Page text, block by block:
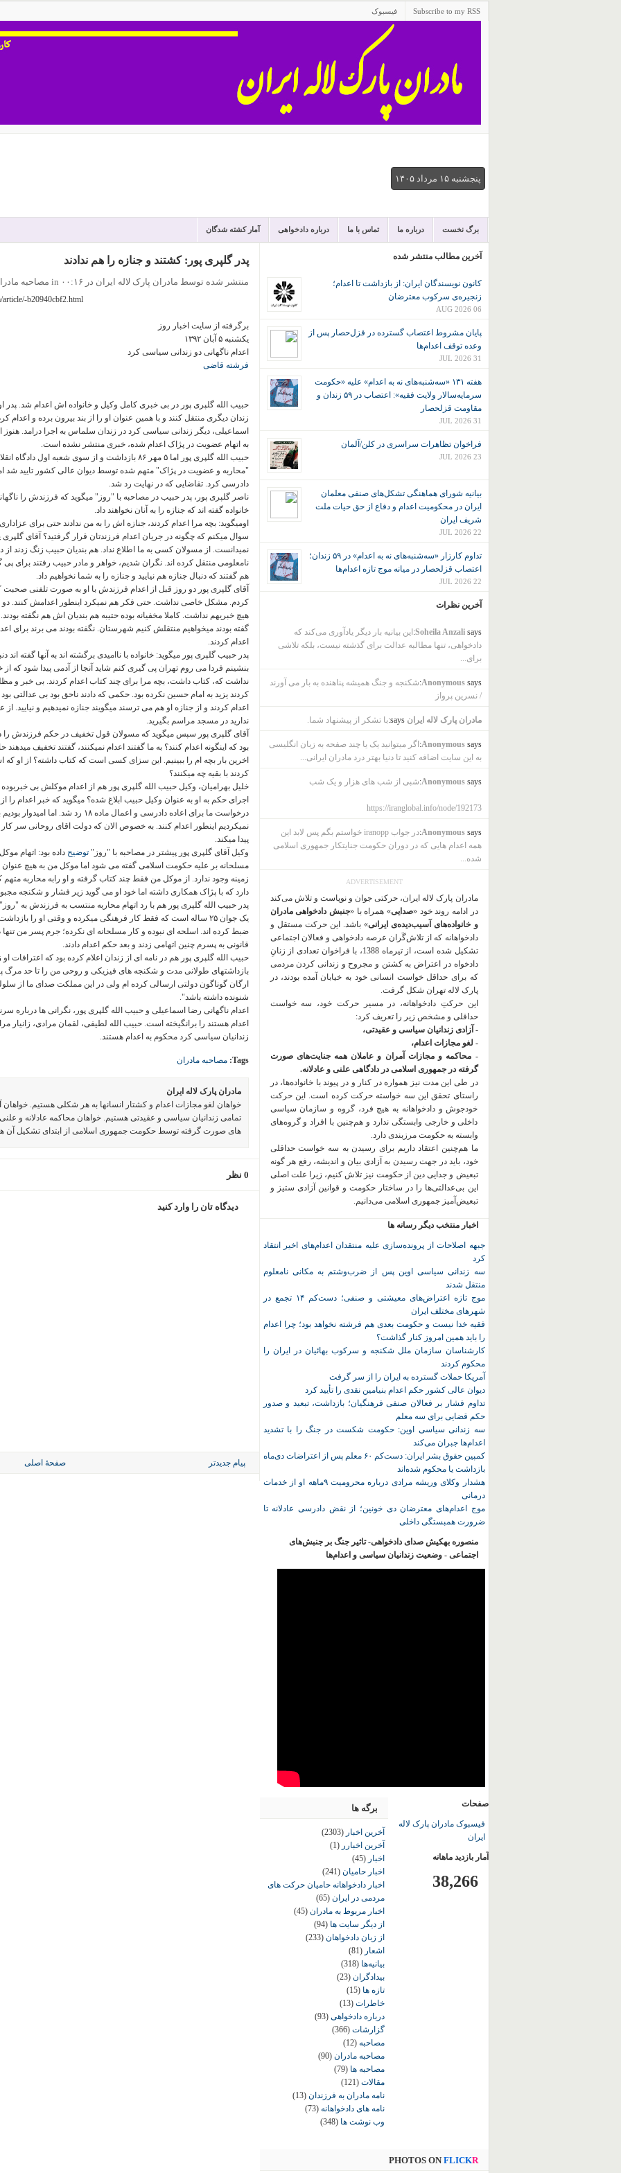
Subscribe to my RSS فیسبوک
پنجشنبه ۱۵ مرداد ۱۴۰۵
برگ نخست درباره ما تماس با ما درباره دادخواهی آمار کشته شدگان
پدر گلپری پور: کشتند و جنازه را هم ندادند
منتشر شده توسط مادران پارک لاله ایران در ۰۰:۱۶ in مصاحبه
b20940cbf2.html
برگرفته از سایت اخبار روز
یکشنبه ۵ آبان ۱۳۹۲
اعدام ناگهانی دو زندانی سیاسی کرد
فرشته قاضی
حبیب الله گلپری پور در بی خبری کامل وکیل و خانواده اش اعدام شد. پدر
زندان دیگری منتقل کنند و با همین عنوان او را از بند بیرون برده و
اسماعیلی، دیگر زندانی سیاسی کرد در زندان سلماس به اجرا درامد.
به اتهام عضویت در پژاک اعدام شده، خبری منتشر نشده است.
حبیب الله گلپری پور اما ۵ مهر ۸۶ بازداشت و از سوی
دادرسی کرد. تقاضایی که در نهایت رد شد.
ناصر گلپری پور، پدر حبیب در مصاحبه با "روز" میگوید که فرزندش را
خانواده گفته اند که جنازه را به آنان نخواهند داد.
اومیگوید: بچه مرا اعدام کردند، جنازه اش را به من ندادند حتی برای
سوال میکنم که چگونه در جریان اعدام فرزندتان قرار گرفتید؟ آقای
نمیدانست. از مسولان کسی به ما اطلاع نداد. هم بندیان حبیب زنگ زدند از
نامعلومی منتقل کرده اند. نگران شدیم، خواهر و مادر حبیب رفتند برای پی
هم گفتند که دنبال جنازه هم نیایید و جنازه را به شما نخواهیم داد.
آقای گلپری پور دو روز قبل از اعدام فرزندش با او به صورت تلفنی
کردم. مشکل خاصی نداشت. حتی فکر هم نمیکرد اینطور اعدامش کنند. دو
هیچ خبریهم نداشت. کاملا مخفیانه بوده حتیبه هم بندیان اش هم نگفته بودند.
گفته بودند میخواهیم منتقلش کنیم شهرستان. نگفته بودند می برند برای
اعدام کردند.
پدر حبیب گلپری پور میگوید: خانواده با ناامیدی برگشته اند به آنها گفته اند
بنشینم فردا می روم تهران پی گیری کنم شاید آنجا از آدمی پیدا شود که
نداشت که، کتاب داشت، بچه مرا برای چند کتاب اعدام کردند. بی خبر و
کردند یزید به امام حسین نکرده بود. حکمی که دادند ناحق بود بی عدالتی
اعدام کردند و از جنازه او هم می ترسند میگویند جنازه نمیدهیم و نیایید.
ندارید در مسجد مراسم بگیرید.
آقای گلپری پور سپس میگوید که مسولان قول تخفیف در حکم فرزندش را
بود که اینگونه اعدام کنند؟ به ما گفتند اعدام نمیکنند، گفتند تخفیف
اخرین بار بچه ام را ببینیم. این سزای کسی است که کتاب داشته؟ از او که
کردند با بقیه چه میکنند؟
خلیل بهرامیان، وکیل حبیب الله گلپری پور هم از اعدام موکلش بی
اجرای حکم به او به عنوان وکیل حبیب ابلاغ شده؟ میگوید که خبر اعدام را
درخواست ما برای اعاده دادرسی و اعمال
نمیکردیم اینطور اعدام کنند. به خصوص الان که دولت اقای روحانی سر
پیدا میکند.
وکیل آقای گلپری پور پیشتر در مصاحبه با "روز"توضیح داده بود: اتهام
مسلحانه بر علیه حکومت اسلامی گفته می شود اما موکل من به هیچ عنوان
زمینه وجود ندارد. از موکل من فقط چند کتاب گرفته و او رابه محاربه متهم
دارد که با پژاک همکاری داشته اما خود او می گوید زیر فشار و شکنجه
پدر حبیب الله گلپری پور هم با رد اتهام محاربه منتسب به فرزندش به
یک جوان ۲۵ ساله است که فقط کار فرهنگی میکرده و وقتی او را
ضبط کرده اند. اسلحه ای نبوده و کار مسلحانه ای نکرده؛ جرم پسر من
قانونی به پسرم چنین اتهامی زدند و بعد حکم اعدام دادند.
حبیب الله گلپری پور هم در نامه ای از زندان اعلام کرده بود که
بازداشتهای طولانی مدت و شکنجه های فیزیکی و روحی من را تا حد مرگ
ارگان گوناگون دولتی ارسالی کرده ام ولی در این مملکت صدای ما از
شنونده داشته باشد".
اعدام ناگهانی رضا اسماعیلی و حبیب الله گلپری پور، نگرانی ها
اعدام هستند را برانگیخته است. حبیب الله لطیفی، لقمان مرادی،
زندانیان سیاسی کرد محکوم به اعدام هستند.
Tags: مصاحبه مادران
مادران پارک لاله ایران
خواهان لغو مجازات اعدام و کشتار انسانها به هر شکلی هستیم.
تمامی زندانیان سیاسی و عقیدتی هستیم. خواهان محاکمه عادلانه و
های صورت گرفته توسط حکومت جمهوری اسلامی از ابتدای تشکیل آن
0 نظر
دیدگاه تان را وارد کنید
پیام جدیدتر صفحهٔ اصلی
آخرین مطالب منتشر شده
کانون نويسندگان ايران: از بازداشت تا اعدام؛
زنجیره‌ی سرکوب معترضان
06 AUG 2026
پایان مشروط اعتصاب گسترده در قزل‌حصار پس از
وعده توقف اعدام‌ها
31 JUL 2026
هفته ۱۳۱ «سه‌شنبه‌های نه به اعدام» علیه «حکومت
سرمایه‌سالار ولایت فقیه»: اعتصاب در ۵۹ زندان و
مقاومت قزلحصار
31 JUL 2026
فراخوان تظاهرات سراسری در کلن/آلمان
23 JUL 2026
بیانیه شورای هماهنگی تشکل‌های صنفی معلمان
ایران در محکومیت اعدام و دفاع از حق حیات ملت
شریف ایران
22 JUL 2026
تداوم کارزار «سه‌شنبه‌های نه به اعدام» در ۵۹ زندان؛
اعتصاب قزلحصار در میانه موج تازه اعدام‌ها
22 JUL 2026
آخرین نظرات
Soheila Anzalisays:
این بیانیه بار دیگر یادآوری می‌کند که
دادخواهی، تنها مطالبه عدالت برای گذشته نیست، بلکه تلاشی
برای...
Anonymoussays:
شکنجه و جنگ همیشه پناهنده به بار می آورند
/ نسرین پرواز
مادران پارک لاله ایران says: با تشکر از پیشنهاد شما.
Anonymoussays:
اگر میتوانید یک یا چند صفحه به زبان انگلیسی
به این سایت اضافه کنید تا دنیا بهتر درد مادران ایرانی...
Anonymoussays: شبی از شب های هزار و یک شب
https://iranglobal.info/node/192173
Anonymoussays:
در جواب iranopp خواستم بگم پس لابد این
همه اعدام هایی که در دوران حکومت جنایتکار جمهوری اسلامی
شده...
ADVERTISEMENT
مادران پارک لاله ایران، حرکتی جوان و نوپاست و تلاش می‌کند
در ادامه روند خود «صدایی» همراه با «جنبش دادخواهی مادران
و خانواده‌های آسیب‌دیده‌ی ایرانی» باشد. این حرکت مستقل و
دادخواهانه که از تلاش‌گَران عرصه دادخواهی و فعالان اجتماعی
تشکیل شده است، از تیرماه 1388، با فراخوان تعدادی از زنانِ
دادخواه در اعتراض به کشتن و مجروح و زندانی کردن مردمی
که برای حداقل خواست انسانی خود به خیابان آمده بودند، در
پارک لاله تهران شکل گرفت.
این حرکتِ دادخواهانه، در مسیر حرکت خود، سه خواست
حداقلی و مشخص زیر را تعریف کرد:
- آزادی زندانیان سیاسی و عقیدتی،
- لغو مجازات اعدام،
- محاکمه و مجازات آمران و عاملان همه جنایت‌های صورت
گرفته در جمهوری اسلامی در دادگاهی علنی و عادلانه.
در طی این مدت نیز همواره در کنار و در پیوند با خانواده‌ها، در
راستای تحقق این سه خواسته حرکت کرده است. این حرکت
خودجوش و دادخواهانه به هیچ فرد، گروه و سازمان سیاسی
داخلی و خارجی وابستگی ندارد و هم‌چنین با افراد و گروه‌های
وابسته به حکومت مرزبندی دارد.
ما هم‌چنین اعتقاد داریم برای رسیدن به سه خواست حداقلی
خود، باید در جهت رسیدن به آزادی بیان و اندیشه، رفع هر گونه
تبعیض و جدایی دین از حکومت نیز تلاش کنیم، زیرا علت اصلی
این بی‌عدالتی‌ها را در ساختار حکومت و قوانین آزادی ستیز و
تبعیض‌آمیز جمهوری اسلامی می‌دانیم.
اخبار منتخب دیگر رسانه ها
جبهه اصلاحات از پرونده‌سازی علیه منتقدان اعدام‌های اخیر انتقاد
کرد
سه زندانی سیاسی اوین پس از ضرب‌وشتم به مکانی نامعلوم
منتقل شدند
موج تازه اعتراض‌های معیشتی و صنفی؛ دست‌کم ۱۴ تجمع در
شهرهای مختلف ایران
فقیه خدا نیست و حکومت بعدی هم فرشته نخواهد بود؛ چرا اعدام
را باید همین امروز کنار گذاشت؟
کارشناسان سازمان ملل شکنجه و سرکوب بهائیان در ایران را
محکوم کردند
آمریکا حملات گسترده به ایران را از سر گرفت
دیوان عالی کشور حکم اعدام بنیامین نقدی را تأیید کرد
تداوم فشار بر فعالان صنفی فرهنگیان؛ بازداشت، تبعید و صدور
حکم قضایی برای سه معلم
سه زندانی سیاسی اوین: حکومت شکست در جنگ را با تشدید
اعدام‌ها جبران می‌کند
کمپین حقوق بشر ایران: دست‌کم ۶۰ معلم پس از اعتراضات دی‌ماه
بازداشت یا محکوم شده‌اند
هشدار وکلای وریشه مرادی درباره محرومیت ۹ماهه او از خدمات
درمانی
موج اعدام‌های معترضان دی‌ خونین؛ از نقض دادرسی عادلانه تا
ضرورت همبستگی داخلی
منصوره بهکیش صدای دادخواهی- تاثیر جنگ بر جنبش‌های
اجتماعی - وضعیت زندانیان سیاسی و اعدام‌ها
برگه ها
آخرین اخبار (2303)
آخرین اخبارر (1)
اخبار (45)
اخبار حامیان (241)
اخبار دادخواهانه حامیان حرکت های
مردمی در ایران (65)
اخبار مربوط به مادران (45)
از دیگر سایت ها (94)
از زبان دادخواهان (233)
اشعار (81)
بیانیه‌ها (318)
بیدادگران (23)
تازه ها (15)
خاطرات (13)
درباره دادخواهی (93)
گزارشات (366)
مصاحبه (12)
مصاحبه مادران (90)
مصاحبه ها (79)
مقالات (121)
نامه مادران به فرزندان (13)
نامه های دادخواهانه (73)
وب نوشت ها (348)
صفحات
فیسبوک مادران پارک لاله
ایران
آمار بازدید ماهانه
38,266
PHOTOS ON FLICKR